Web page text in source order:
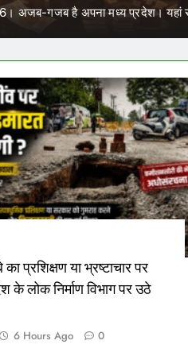
अजब-गजब है अपना मध्य प्रदेश। यहां
प्रशिक्षण या भ्रष्टाचार पर
के लोक निर्माण विभाग पर उठे
6 Hours Ago 0